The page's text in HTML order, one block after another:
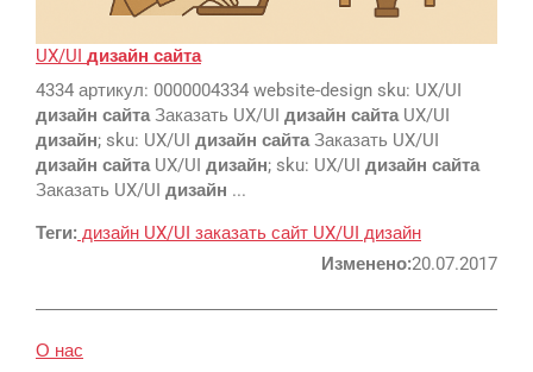
UX/UI дизайн сайта
4334 артикул: 0000004334 website-design sku: UX/UI
дизайн сайта Заказать UX/UI дизайн сайта UX/UI
дизайн; sku: UX/UI дизайн сайта Заказать UX/UI
дизайн сайта UX/UI дизайн; sku: UX/UI дизайн сайта
Заказать UX/UI дизайн ...
Теги: дизайн UX/UI заказать сайт UX/UI дизайн
Изменено:20.07.2017
О нас
Google
Яндекс